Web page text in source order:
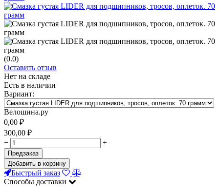
(0.0)
Оставить отзыв
Нет на складе
Есть в наличии
Вариант:
Велошина.ру
0,00 ₽
300,00 ₽
−
+
Предзаказ
Добавить в корзину
Быстрый заказ
Способы доставки